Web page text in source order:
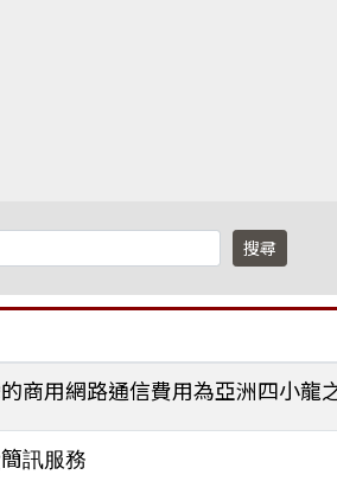
搜尋
商用網路通信費用為亞洲四小龍
訊服務